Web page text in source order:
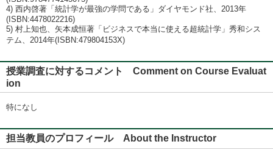
4) 西内啓著「統計学が最強の学問である」ダイヤモンド社、2013年
(ISBN:4478022216)
5) 村上知也、矢本成恒著「ビジネスで本当に使える超統計学」秀和シス
テム、2014年(ISBN:479804153X)
授業調査に対するコメント Comment on Course Evaluat
ion
特になし
担当教員のプロフィール About the Instructor